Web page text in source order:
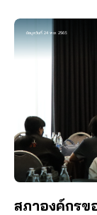
สภาองค์กรข